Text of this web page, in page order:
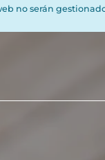
no serán